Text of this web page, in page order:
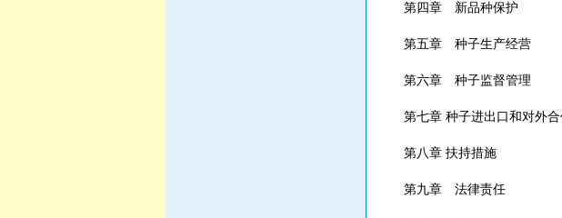
第四章 新品种保护
第五章 种子生产经营
第六章 种子监督管理
第七章 种子进出口和对外合
第八章 扶持措施
第九章 法律责任